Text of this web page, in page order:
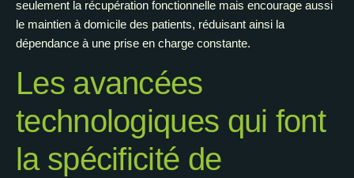
seulement la récupération fonctionnelle mais encourage aussi
le maintien à domicile des patients, réduisant ainsi la
dépendance à une prise en charge constante.
Les avancées
technologiques qui font
la spécificité de